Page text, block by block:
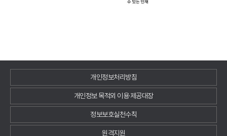
개인정보처리방침
개인정보 목적외 이용·제공대장
정보보호실천수칙
원격지원